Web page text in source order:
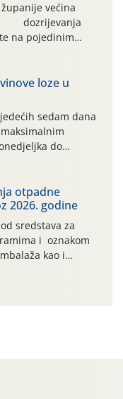
većina
– dozrijevanja
na pojedinim
za berbu Zbog
oborina
stanje
temperature
loze u
sedam dana
do
stresa za vinovu
uz
Za regiju
visoke […]
otpadne
2026. godine
sredstava za
i oznakom
kao i
za zaštitu
se ne